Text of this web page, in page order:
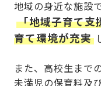
地域の身近な施設
「地域子育て支
育て環境が充実
また、高校生まで
未満児の保育料及